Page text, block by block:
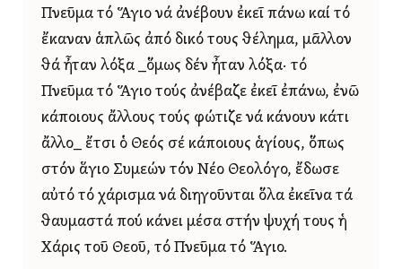
Πνεῦμα τό Ἅγιο νά ἀνέβουν ἐκεῖ πάνω καί τό
ἔκαναν ἁπλῶς ἀπό δικό τους θέλημα, μᾶλλον
θά ἦταν λόξα _ὅμως δέν ἦταν λόξα· τό
Πνεῦμα τό Ἅγιο τούς ἀνέβαζε ἐκεῖ ἐπάνω, ἐνῶ
κάποιους ἄλλους τούς φώτιζε νά κάνουν κάτι
ἄλλο_ ἔτσι ὁ Θεός σέ κάποιους ἁγίους, ὅπως
στόν ἅγιο Συμεών τόν Νέο Θεολόγο, ἔδωσε
αὐτό τό χάρισμα νά διηγοῦνται ὅλα ἐκεῖνα τά
θαυμαστά πού κάνει μέσα στήν ψυχή τους ἡ
Χάρις τοῦ Θεοῦ, τό Πνεῦμα τό Ἅγιο.